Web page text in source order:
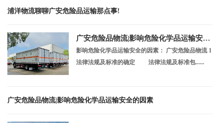
浦洋物流聊聊广安危险品运输那点事!
广安危险品物流|影响危险化学品运输安全的因素
影响危险化学品运输安全的因素： 广安危险品物流 1
法律法规及标准的确定 法律法规及标准包......
广安危险品物流|影响危险化学品运输安全的因素